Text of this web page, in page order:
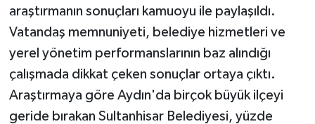
araştırmanın sonuçları kamuoyu ile paylaşıldı.
Vatandaş memnuniyeti, belediye hizmetleri ve
yerel yönetim performanslarının baz alındığı
çalışmada dikkat çeken sonuçlar ortaya çıktı.
Araştırmaya göre Aydın'da birçok büyük ilçeyi
geride bırakan Sultanhisar Belediyesi, yüzde